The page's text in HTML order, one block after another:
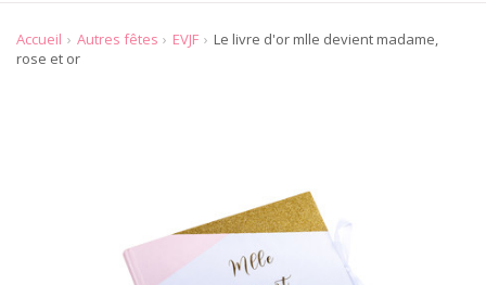
Accueil Autres fêtes EVJF
Le livre d'or mlle devient madame,
rose et or